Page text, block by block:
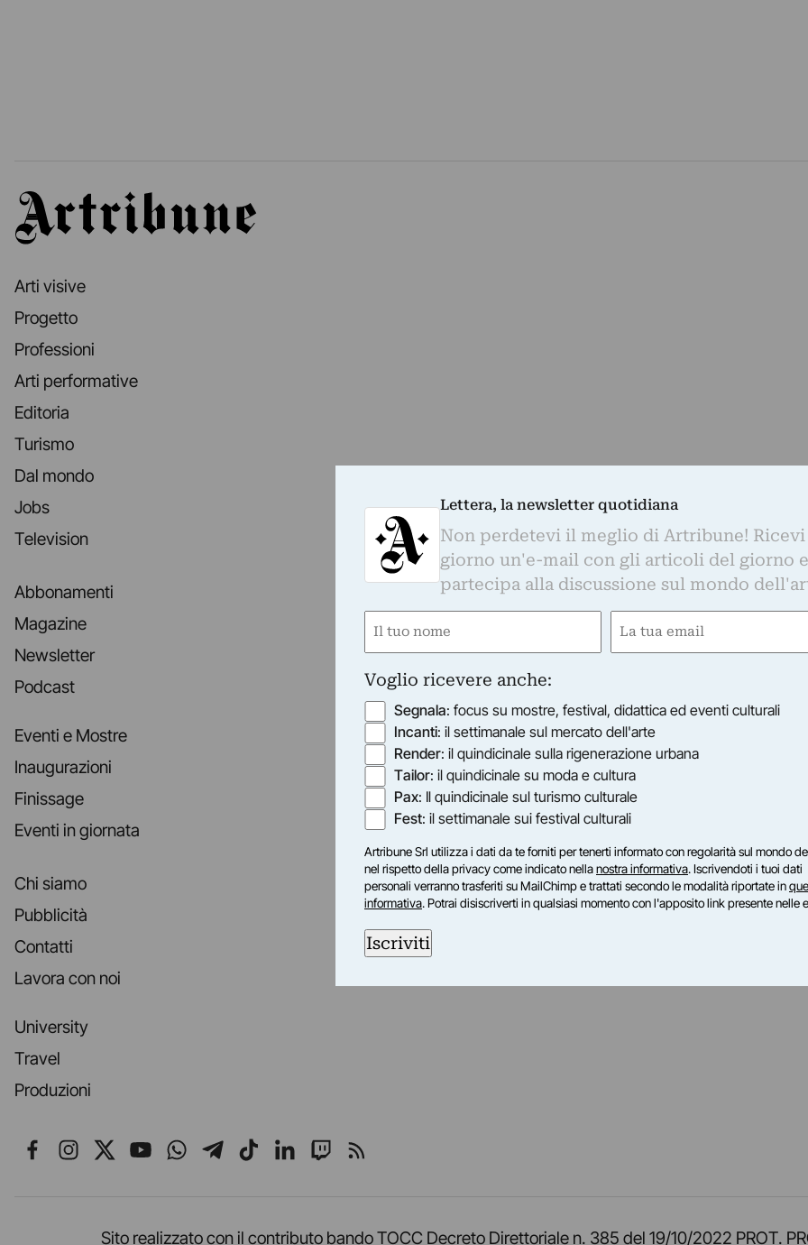
Artribune
Arti visive
Progetto
Professioni
Arti performative
Editoria
Turismo
Dal mondo
Jobs
Television
Abbonamenti
Magazine
Newsletter
Podcast
Eventi e Mostre
Inaugurazioni
Finissage
Eventi in giornata
Chi siamo
Pubblicità
Contatti
Lavora con noi
University
Travel
Produzioni
Seguici su Facebook
Seguici su Instagram
Seguici su X
Seguici su YouTube
Seguici su WhatsApp
Seguici su Telegram
Seguici su TikTok
Seguici su LinkedIn
Seguici su Twitch
Seguici su Rss
Sito realizzato con il contributo bando TOCC Decreto Direttoriale n. 385 del 19/10/2022 PROT.
Lettera, la newsletter quotidiana
Non perdetevi il meglio di Artribune!
giorno un'e-mail con gli articoli del giorno
partecipa alla discussione sul mondo
Nome
Email
Voglio ricevere anche:
Segnala: focus su mostre, festival, didattica ed eventi culturali
Incanti: il settimanale sul mercato dell'arte
Render: il quindicinale sulla rigenerazione urbana
Tailor: il quindicinale su moda e cultura
Pax: Il quindicinale sul turismo culturale
Fest: il settimanale sui festival culturali
Artribune Srl utilizza i dati da te forniti per tenerti informato con regolarità sul mondo
nel rispetto della privacy come indicato nellanostra informativa. Iscrivendoti i tuoi dati
personali verranno trasferiti su MailChimp e trattati secondo le modalità riportate in
informativa. Potrai disiscriverti in qualsiasi momento con l'apposito link presente nelle
Iscriviti